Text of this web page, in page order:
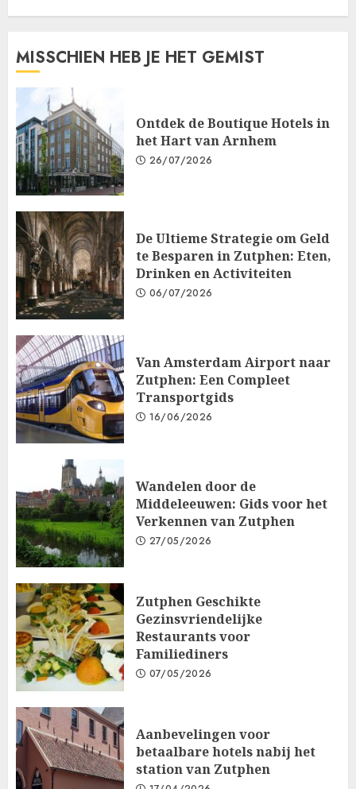
MISSCHIEN HEB JE HET GEMIST
Ontdek de Boutique Hotels in
het Hart van Arnhem
26/07/2026
De Ultieme Strategie om Geld
te Besparen in Zutphen: Eten,
Drinken en Activiteiten
06/07/2026
Van Amsterdam Airport naar
Zutphen: Een Compleet
Transportgids
16/06/2026
Wandelen door de
Middeleeuwen: Gids voor het
Verkennen van Zutphen
27/05/2026
Zutphen Geschikte
Gezinsvriendelijke
Restaurants voor
Familiediners
07/05/2026
Aanbevelingen voor
betaalbare hotels nabij het
station van Zutphen